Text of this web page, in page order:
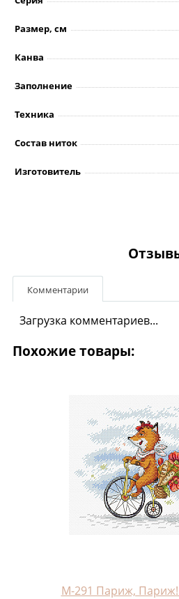
Размер, см
Канва
Заполнение
Техника
Состав ниток
Изготовитель
Комментарии
Загрузка комментариев...
Похожие товары:
М-291 Париж, Париж!